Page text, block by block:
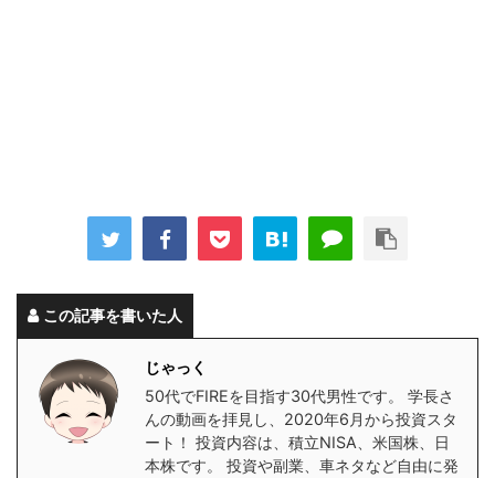
この記事を書いた人
じゃっく
50代でFIREを目指す30代男性です。 学長さ
んの動画を拝見し、2020年6月から投資スタ
ート！ 投資内容は、積立NISA、米国株、日
本株です。 投資や副業、車ネタなど自由に発